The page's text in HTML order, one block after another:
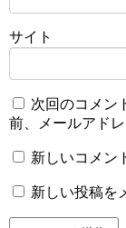
サイト
次回のコメン
前、メールアド
新しいコメン
新しい投稿を